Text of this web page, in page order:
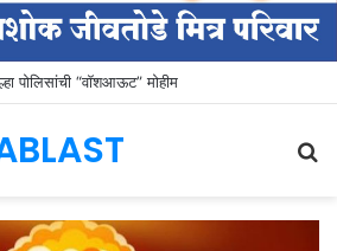
पोलिसांची “वॉशआऊट” मोहीम